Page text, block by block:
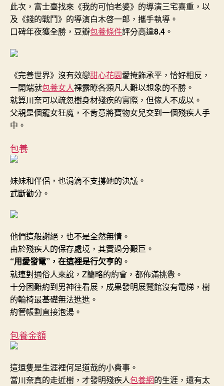
此次，富士臺找來《我的可怕老婆》的導演三宅喜重，以
及《錢的戰鬥》的導演白木啓一郎，攜手執導。
口碑年夜獲全勝，豆瓣包養條件評分高達8.4 。
《完善世界》沒有效戀甜心花園愛掩飾承平，恰好相反，
一開端就包養女人裸露瞭各類凡人難以想象的不勝。
就算川奈可以疏忽樹身材殘疾的實際，但傢人不成以。
父親是個寵女狂魔，不肯意將寶物女兒交到一個殘疾人手
中。
包養
妹妹和伴侶，也涓滴不支撐她的決議。
武斷勸分。
他們這般謝絕，也不是全然無情。
由於殘疾人的保存處境，其實過分艱巨。
“用愛發電”，在這裡是行欠亨的 。
就連對通俗人來說，Z簡略的約會，都佈滿挑釁。
十分困難約到男神往看展，成果發明展覽館沒有電梯，樹
的輪椅最基礎無法進進。
約管帳劃直接泡湯。
包養金額
這還隻是生涯裡何足道哉的小費事。
當川奈真的走近樹，才發明殘疾人包養網的生涯，還有太